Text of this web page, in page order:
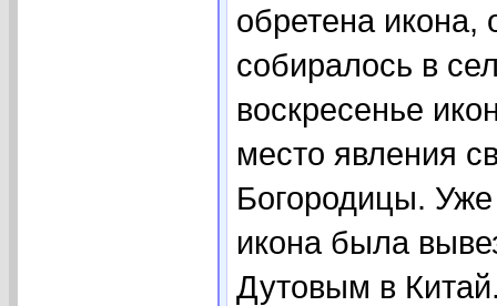
обретена икона,
собиралось в
воскресенье
место явления
Богородицы. Уже
икона была
Дутовым в